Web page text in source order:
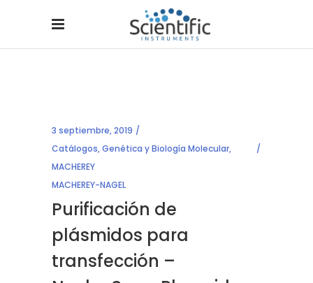
3 septiembre, 2019
Catálogos,Genética y Biología Molecular,
MACHEREY
MACHEREY-NAGEL
Purificación de
plásmidos para
transfección –